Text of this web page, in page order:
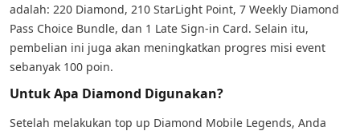
adalah: 220 Diamond, 210 StarLight Point, 7 Weekly Diamond
Pass Choice Bundle, dan 1 Late Sign-in Card. Selain itu,
pembelian ini juga akan meningkatkan progres misi event
sebanyak 100 poin.
Untuk Apa Diamond Digunakan?
Setelah melakukan top up Diamond Mobile Legends, Anda